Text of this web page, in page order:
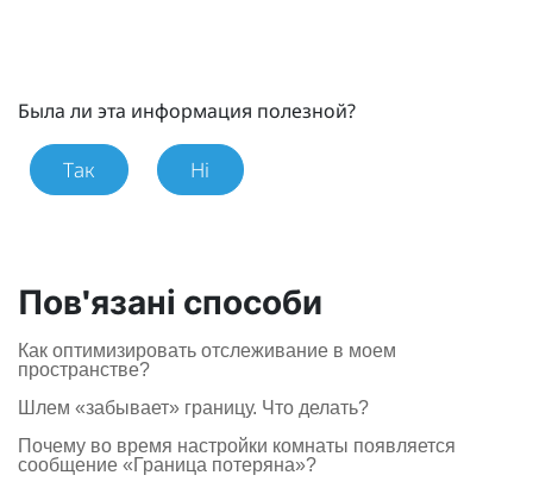
Была ли эта информация полезной?
Так Ні
Пов'язані способи
Как оптимизировать отслеживание в моем
пространстве?
Шлем «забывает» границу. Что делать?
Почему во время настройки комнаты появляется
сообщение «Граница потеряна»?